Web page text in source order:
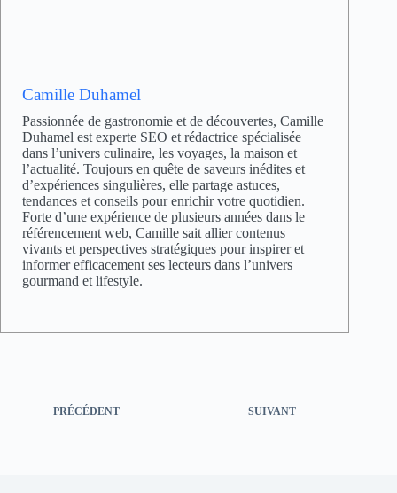
Camille Duhamel
Passionnée de gastronomie et de découvertes, Camille
Duhamel est experte SEO et rédactrice spécialisée
dans l’univers culinaire, les voyages, la maison et
l’actualité. Toujours en quête de saveurs inédites et
d’expériences singulières, elle partage astuces,
tendances et conseils pour enrichir votre quotidien.
Forte d’une expérience de plusieurs années dans le
référencement web, Camille sait allier contenus
vivants et perspectives stratégiques pour inspirer et
informer efficacement ses lecteurs dans l’univers
gourmand et lifestyle.
PRÉCÉDENT SUIVANT